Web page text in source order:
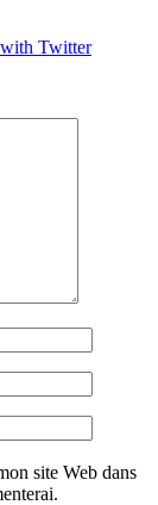
Twitter
site Web dans